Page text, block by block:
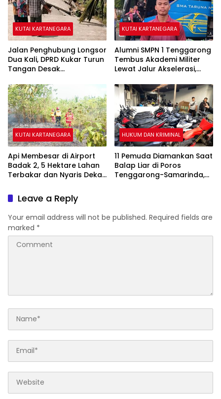
KUTAI KARTANEGARA
Jalan Penghubung Longsor
Dua Kali, DPRD Kukar Turun
Tangan Desak
KUTAI KARTANEGARA
Alumni SMPN 1 Tenggarong
Tembus Akademi Militer
Lewat Jalur Akselerasi,
KUTAI KARTANEGARA
Api Membesar di Airport
Badak 2, 5 Hektare Lahan
Terbakar dan Nyaris Dekati
HUKUM DAN KRIMINAL
11 Pemuda Diamankan Saat
Balap Liar di Poros
Tenggarong-Samarinda,
Leave a Reply
Your email address will not be published. Required fields are
marked *